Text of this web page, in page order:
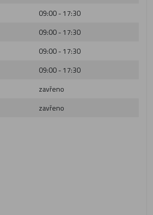
09:00 - 17:30
09:00 - 17:30
09:00 - 17:30
09:00 - 17:30
zavřeno
zavřeno